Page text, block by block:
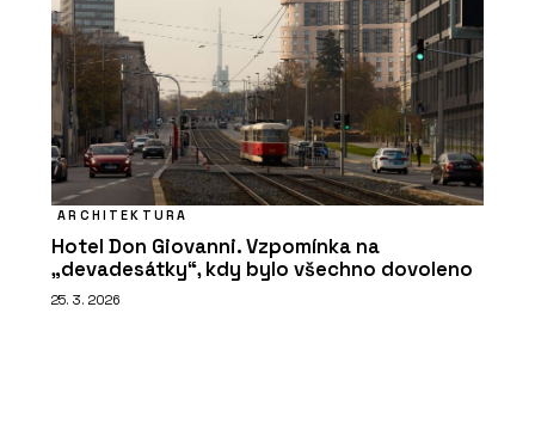
ARCHITEKTURA
Hotel Don Giovanni. Vzpomínka na
„devadesátky“, kdy bylo všechno dovoleno
25. 3. 2026